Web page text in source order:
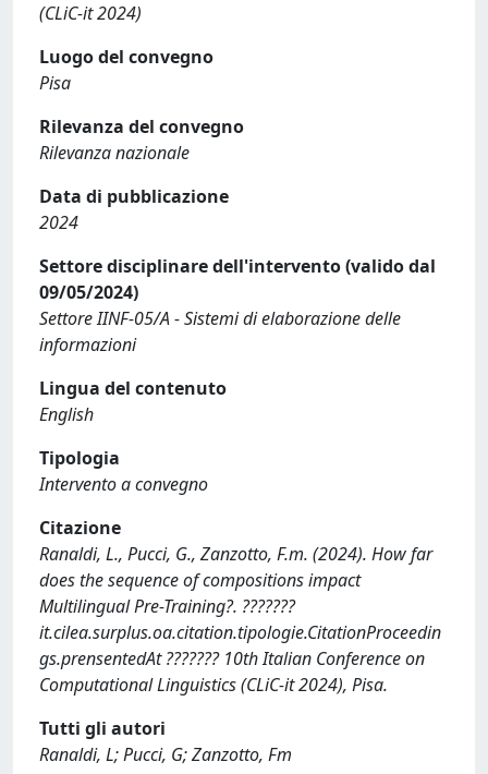
(CLiC-it 2024)
Luogo del convegno
Pisa
Rilevanza del convegno
Rilevanza nazionale
Data di pubblicazione
2024
Settore disciplinare dell'intervento (valido dal
09/05/2024)
Settore IINF-05/A - Sistemi di elaborazione delle
informazioni
Lingua del contenuto
English
Tipologia
Intervento a convegno
Citazione
Ranaldi, L., Pucci, G., Zanzotto, F.m. (2024). How far
does the sequence of compositions impact
Multilingual Pre-Training?. ???????
it.cilea.surplus.oa.citation.tipologie.CitationProceedin
gs.prensentedAt ??????? 10th Italian Conference on
Computational Linguistics (CLiC-it 2024), Pisa.
Tutti gli autori
Ranaldi, L; Pucci, G; Zanzotto, Fm